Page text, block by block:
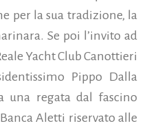
per la sua tradizione, la
Se poi l’invito ad
Yacht Club Canottieri
Pippo Dalla
una regata dal fascino
Aletti riservato alle